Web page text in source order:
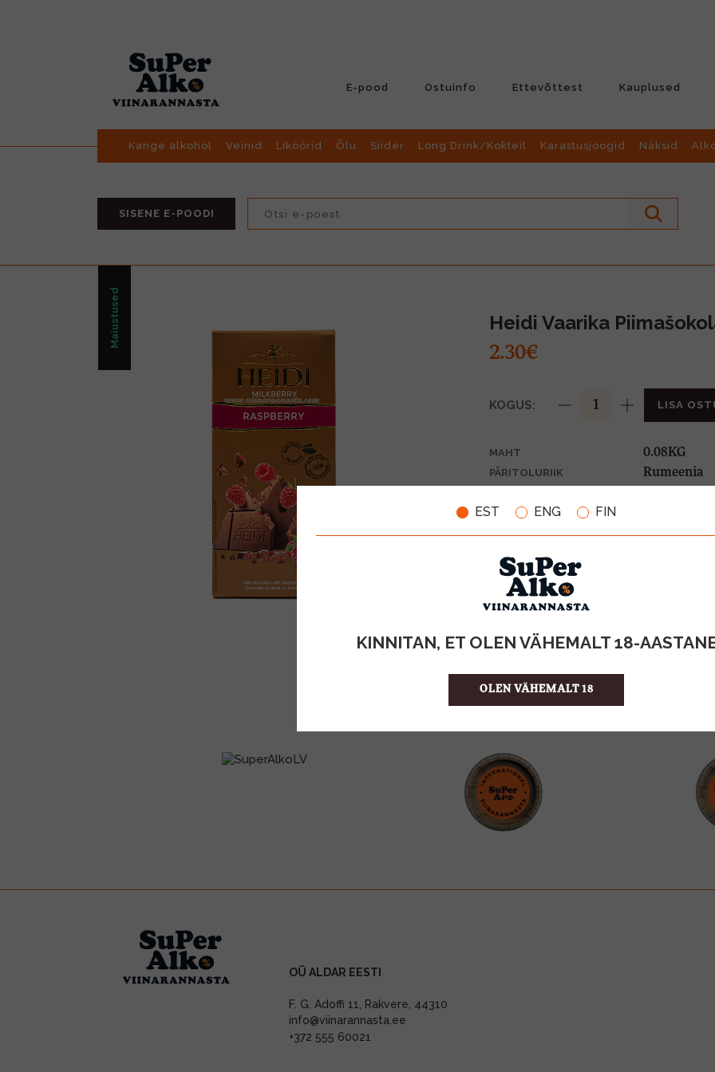
EST ENG FIN
KINNITAN, ET OLEN VÄHEMALT 18-
OLEN VÄHEMALT 18
E-pood Ostuinfo Ettevõttest Kauplused
Kange alkohol Veinid Liköörid Õlu Siider Long Drink/Kokteil Karastusjoogid Näksid
SISENE E-POODI
Maiustused Heidi Vaarika
2.30€
KOGUS: LISA
MAHT 0.08KG
PÄRITOLURIIK Rumeenia
KOOD
KOGUS KASTIS
OÜ ALDAR EESTI
F. G. Adoffi 11, Rakvere, 44310
info@viinarannasta.ee
+372 555 60021